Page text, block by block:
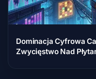
Dominacja Cyfrowa
Zwycięstwo Nad